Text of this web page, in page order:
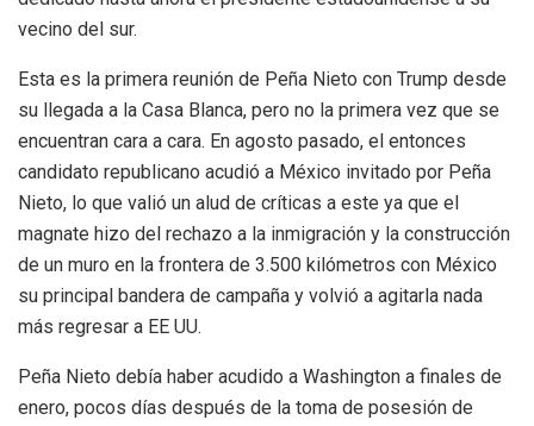
vecino del sur.
Esta es la primera reunión de Peña Nieto con Trump desde
su llegada a la Casa Blanca, pero no la primera vez que se
encuentran cara a cara. En agosto pasado, el entonces
candidato republicano acudió a México invitado por Peña
Nieto, lo que valió un alud de críticas a este ya que el
magnate hizo del rechazo a la inmigración y la construcción
de un muro en la frontera de 3.500 kilómetros con México
su principal bandera de campaña y volvió a agitarla nada
más regresar a EE UU.
Peña Nieto debía haber acudido a Washington a finales de
enero, pocos días después de la toma de posesión de